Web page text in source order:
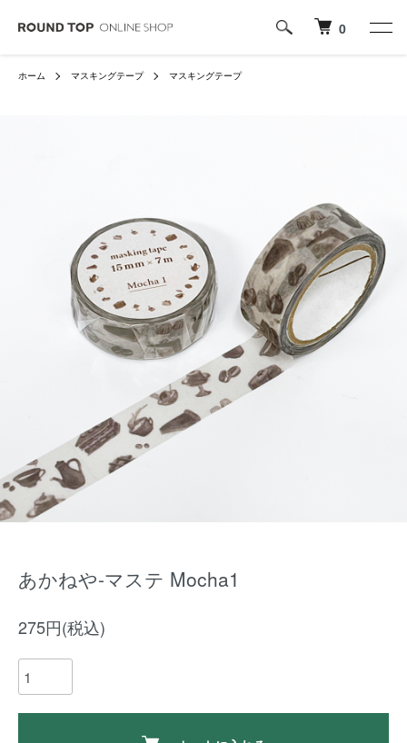
0
ホーム マスキングテープ マスキングテープ
あかねや-マステ Mocha1
275円(税込)